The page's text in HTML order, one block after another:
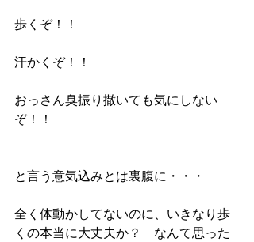
歩くぞ！！
汗かくぞ！！
おっさん臭振り撒いても気にしない
ぞ！！
と言う意気込みとは裏腹に・・・
全く体動かしてないのに、いきなり歩
くの本当に大丈夫か？　なんて思った